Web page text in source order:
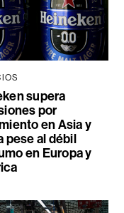
supera
por
en Asia y
pese al débil
en Europa y